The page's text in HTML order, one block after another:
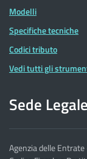
Modelli
Specifiche tecniche
Codici tributo
Vedi tutti gli
Sede Legale
Agenzia delle